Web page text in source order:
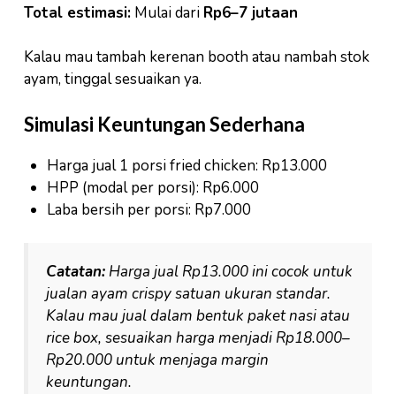
Total estimasi: Mulai dari Rp6–7 jutaan
Kalau mau tambah kerenan booth atau nambah stok
ayam, tinggal sesuaikan ya.
Simulasi Keuntungan Sederhana
Harga jual 1 porsi fried chicken: Rp13.000
HPP (modal per porsi): Rp6.000
Laba bersih per porsi: Rp7.000
Catatan: Harga jual Rp13.000 ini cocok untuk
jualan ayam crispy satuan ukuran standar.
Kalau mau jual dalam bentuk paket nasi atau
rice box, sesuaikan harga menjadi Rp18.000–
Rp20.000 untuk menjaga margin
keuntungan.